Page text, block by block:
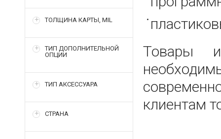
ТОЛЩИНА КАРТЫ, MIL
ТИП ДОПОЛНИТЕЛЬНОЙ
ОПЦИИ
ТИП АКСЕССУАРА
СТРАНА
Товары
клиентам